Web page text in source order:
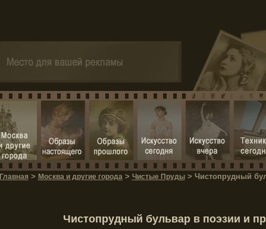
Главная > Москва и другие города > Чистые Пруды > Чистопрудный
Чистопрудный бульвар в поэзии и